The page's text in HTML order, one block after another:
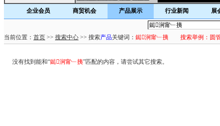
企业会员
商贸机会 产品展示 行业新闻 展
当前位置： 首页 >> 搜索中心 >> 搜索产品关键词： 鐑涧甯﹂挗 搜索举例：圆
没有找到能和“鐑涧甯﹂挗”匹配的内容，请尝试其它搜索。